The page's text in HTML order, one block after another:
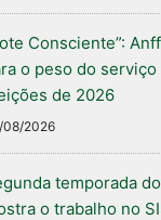
Consciente”:
o peso do
de 2026
08/2026
temporada do
o trabalho no